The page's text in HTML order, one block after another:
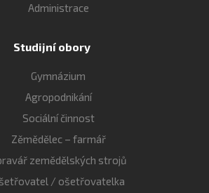
Administrace
Studijní obory
Gymnázium
Agropodnikání
Sociální činnost
Zěmědělec – farmář
zemědělských strojů
/ ošetřovatelka